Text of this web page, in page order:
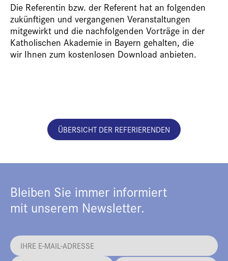
Die Referentin bzw. der Referent hat an folgenden
zukünftigen und vergangenen Veranstaltungen
mitgewirkt und die nachfolgenden Vorträge in der
Katholischen Akademie in Bayern gehalten, die
wir Ihnen zum kostenlosen Download anbieten.
ÜBERSICHT DER REFERIERENDEN
Bleiben Sie immer informiert
mit unserem Newsletter.